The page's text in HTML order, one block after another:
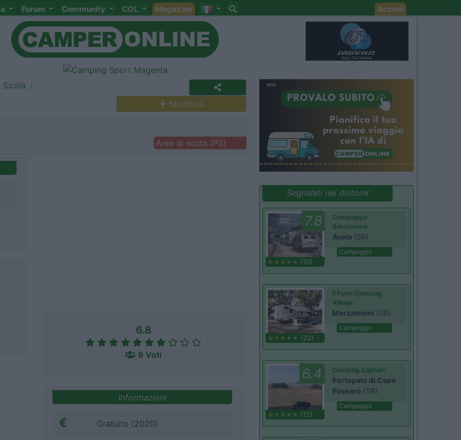
Forum Community COL Magazine Accedi
Sicilia
Struttura
Area di sosta (PS)
6.8
9 Voti
Informazioni
Gratuito (2020)
Segnalati nei dintorni
7.8
(10)
Campeggio
Sabbiadoro
Avola (SR)
Campeggio
(22)
Il Forte Camping
Village
Marzamemi (SR)
Campeggio
6.4
(12)
Camping Captain
Portopalo di Capo
Passero (SR)
Campeggio